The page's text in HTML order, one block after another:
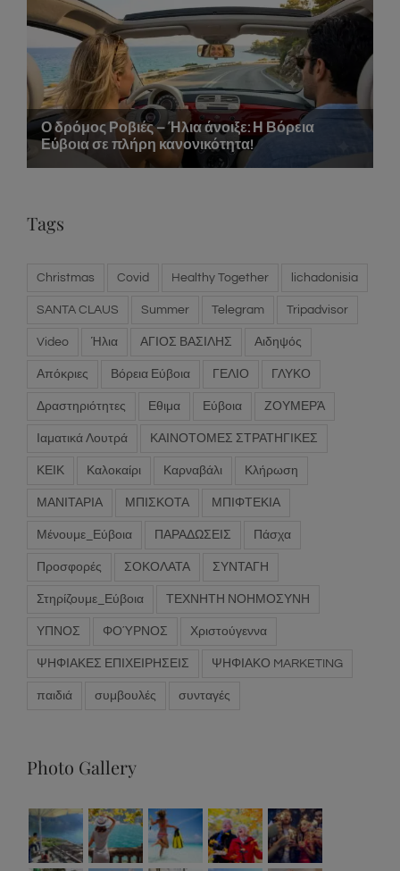
Tags
Christmas Covid Healthy Together lichadonisia
SANTA CLAUS Summer Telegram Tripadvisor
Video Ήλια ΑΓΙΟΣ ΒΑΣΙΛΗΣ Αιδηψός
Απόκριες Βόρεια Εύβοια ΓΕΛΙΟ ΓΛΥΚΟ
Δραστηριότητες Εθιμα Εύβοια ΖΟΥΜΕΡΆ
Ιαματικά Λουτρά ΚΑΙΝΟΤΟΜΕΣ ΣΤΡΑΤΗΓΙΚΕΣ
ΚΕΙΚ Καλοκαίρι Καρναβάλι Κλήρωση
ΜΑΝΙΤΑΡΙΑ ΜΠΙΣΚΟΤΑ ΜΠΙΦΤΕΚΙΑ
Μένουμε_Εύβοια ΠΑΡΑΔΩΣΕΙΣ Πάσχα
Προσφορές ΣΟΚΟΛΑΤΑ ΣΥΝΤΑΓΗ
Στηρίζουμε_Εύβοια ΤΕΧΝΗΤΗ ΝΟΗΜΟΣΥΝΗ
ΥΠΝΟΣ ΦΟΎΡΝΟΣ Χριστούγεννα
ΨΗΦΙΑΚΕΣ ΕΠΙΧΕΙΡΗΣΕΙΣ ΨΗΦΙΑΚΟ MARKETING
παιδιά συμβουλές συνταγές
Photo Gallery